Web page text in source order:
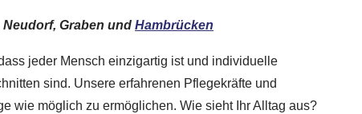
Graben und Hambrücken
jeder Mensch einzigartig ist und individuelle
sind. Unsere erfahrenen Pflegekräfte und
wie möglich zu ermöglichen. Wie sieht Ihr Alltag aus?